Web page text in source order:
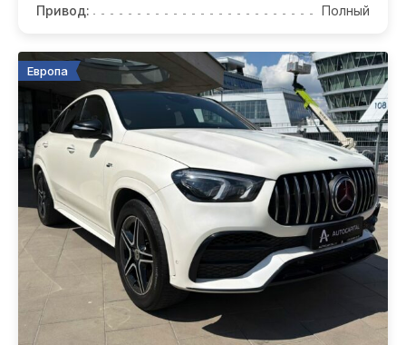
Привод:
Полный
Европа